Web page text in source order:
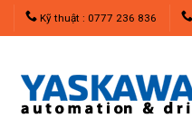
Kỹ thuật : 0777 236 836